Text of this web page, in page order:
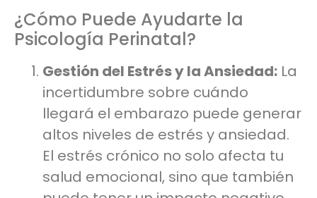
¿Cómo Puede Ayudarte la
Psicología Perinatal?
Gestión del Estrés y la Ansiedad: La
incertidumbre sobre cuándo
llegará el embarazo puede generar
altos niveles de estrés y ansiedad.
El estrés crónico no solo afecta tu
salud emocional, sino que también